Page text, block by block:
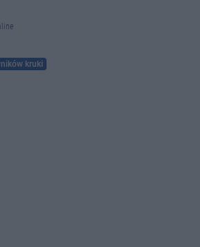
kruki